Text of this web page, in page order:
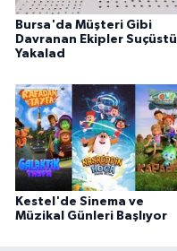
Bursa'da Müşteri Gibi
Davranan Ekipler Suçüstü
Yakalad
Kestel'de Sinema ve
Müzikal Günleri Başlıyor